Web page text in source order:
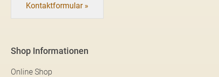
Kontaktformular »
Shop Informationen
Online Shop